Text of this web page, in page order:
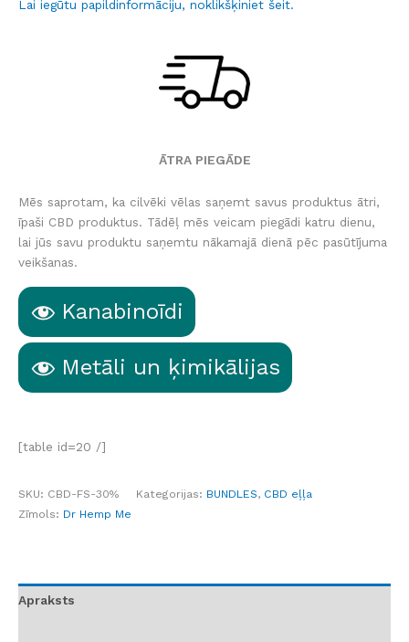
Lai iegūtu papildinformāciju, noklikšķiniet šeit.
ĀTRA PIEGĀDE
Mēs saprotam, ka cilvēki vēlas saņemt savus produktus ātri,
īpaši CBD produktus. Tādēļ mēs veicam piegādi katru dienu,
lai jūs savu produktu saņemtu nākamajā dienā pēc pasūtījuma
veikšanas.
Kanabinoīdi
Metāli un ķimikālijas
[table id=20 /]
SKU: CBD-FS-30% Kategorijas: BUNDLES, CBD eļļa
Zīmols: Dr Hemp Me
Apraksts